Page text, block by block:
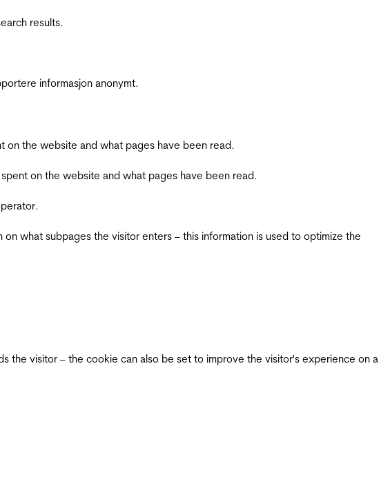
results.
informasjon anonymt.
on the website and what pages have been read.
on the website and what pages have been read.
what subpages the visitor enters – this information is used to optimize the
the visitor – the cookie can also be set to improve the visitor's experience on a